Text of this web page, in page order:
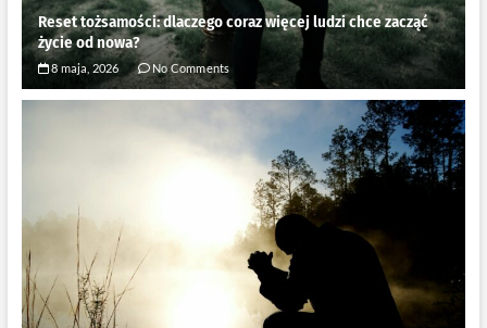
Reset tożsamości: dlaczego coraz więcej ludzi chce zacząć
życie od nowa?
8 maja, 2026 No Comments